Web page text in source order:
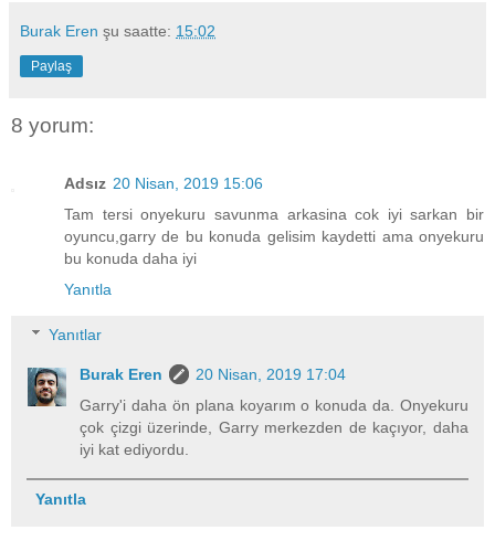
Burak Eren şu saatte: 15:02
Paylaş
8 yorum:
Adsız 20 Nisan, 2019 15:06
Tam tersi onyekuru savunma arkasina cok iyi sarkan bir
oyuncu,garry de bu konuda gelisim kaydetti ama onyekuru
bu konuda daha iyi
Yanıtla
Yanıtlar
Burak Eren
20 Nisan, 2019 17:04
Garry'i daha ön plana koyarım o konuda da. Onyekuru
çok çizgi üzerinde, Garry merkezden de kaçıyor, daha
iyi kat ediyordu.
Yanıtla